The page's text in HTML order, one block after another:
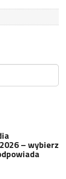
– wybierz